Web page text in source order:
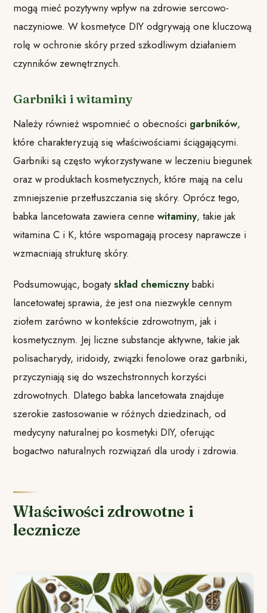
mogą mieć pozytywny wpływ na zdrowie sercowo-
naczyniowe. W kosmetyce DIY odgrywają one kluczową
rolę w ochronie skóry przed szkodliwym działaniem
czynników zewnętrznych.
Garbniki i witaminy
Należy również wspomnieć o obecności garbników,
które charakteryzują się właściwościami ściągającymi.
Garbniki są często wykorzystywane w leczeniu biegunek
oraz w produktach kosmetycznych, które mają na celu
zmniejszenie przetłuszczania się skóry. Oprócz tego,
babka lancetowata zawiera cennewitaminy, takie jak
witamina C i K, które wspomagają procesy naprawcze i
wzmacniają strukturę skóry.
Podsumowując, bogatyskład chemicznybabki
lancetowatej sprawia, że jest ona niezwykle cennym
ziołem zarówno w kontekście zdrowotnym, jak i
kosmetycznym. Jej liczne substancje aktywne, takie jak
polisacharydy, iridoidy, związki fenolowe oraz garbniki,
przyczyniają się do wszechstronnych korzyści
zdrowotnych. Dlatego babka lancetowata znajduje
szerokie zastosowanie w różnych dziedzinach, od
medycyny naturalnej po kosmetyki DIY, oferując
bogactwo naturalnych rozwiązań dla urody i zdrowia.
Właściwości zdrowotne i
lecznicze